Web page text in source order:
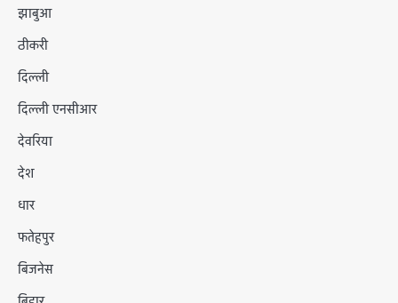
झाबुआ
ठीकरी
दिल्ली
दिल्ली एनसीआर
देवरिया
देश
धार
फतेहपुर
बिजनेस